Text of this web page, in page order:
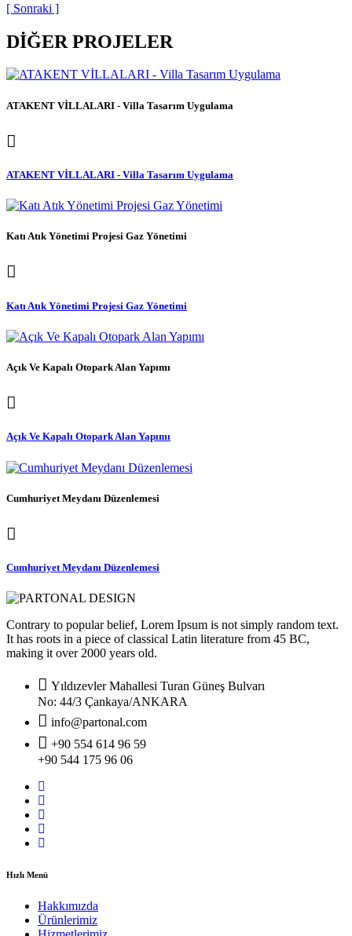
[ Sonraki ]
DİĞER PROJELER
ATAKENT VİLLALARI - Villa Tasarım Uygulama
ATAKENT VİLLALARI - Villa Tasarım Uygulama
Katı Atık Yönetimi Projesi Gaz Yönetimi
Katı Atık Yönetimi Projesi Gaz Yönetimi
Açık Ve Kapalı Otopark Alan Yapımı
Açık Ve Kapalı Otopark Alan Yapımı
Cumhuriyet Meydanı Düzenlemesi
Cumhuriyet Meydanı Düzenlemesi
Contrary to popular belief, Lorem Ipsum is not simply random text.
It has roots in a piece of classical Latin literature from 45 BC,
making it over 2000 years old.
Yıldızevler Mahallesi Turan Güneş Bulvarı
No: 44/3 Çankaya/ANKARA
info@partonal.com
+90 554 614 96 59
+90 544 175 96 06
Hızlı Menü
Hakkımızda
Ürünlerimiz